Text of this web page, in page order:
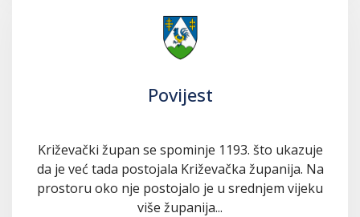
Povijest
Križevački župan se spominje 1193. što ukazuje
da je već tada postojala Križevačka županija. Na
prostoru oko nje postojalo je u srednjem vijeku
više županija...